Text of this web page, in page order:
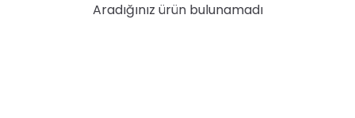
Aradığınız ürün bulunamadı